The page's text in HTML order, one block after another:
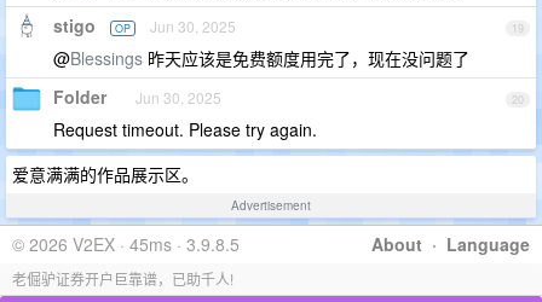
19
stigo OP Jun 30, 2025
@Blessings 昨天应该是免费额度用完了，现在没问题了
20
Folder Jun 30, 2025
Request timeout. Please try again.
爱意满满的作品展示区。
Advertisement
About · Language
© 2026 V2EX · 45ms · 3.9.8.5
老倔驴证券开户巨靠谱，已助千人!